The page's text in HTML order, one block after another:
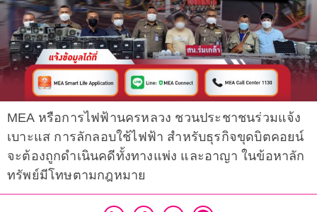
MEA หรือการไฟฟ้านครหลวง ชวนประชาชนร่วมแจ้ง
เบาะแส การลักลอบใช้ไฟฟ้า สำหรับธุรกิจขุดบิตคอยน์
จะต้องถูกดำเนินคดีทั้งทางแพ่ง และอาญา ในข้อหาลัก
ทรัพย์มีโทษตามกฎหมาย